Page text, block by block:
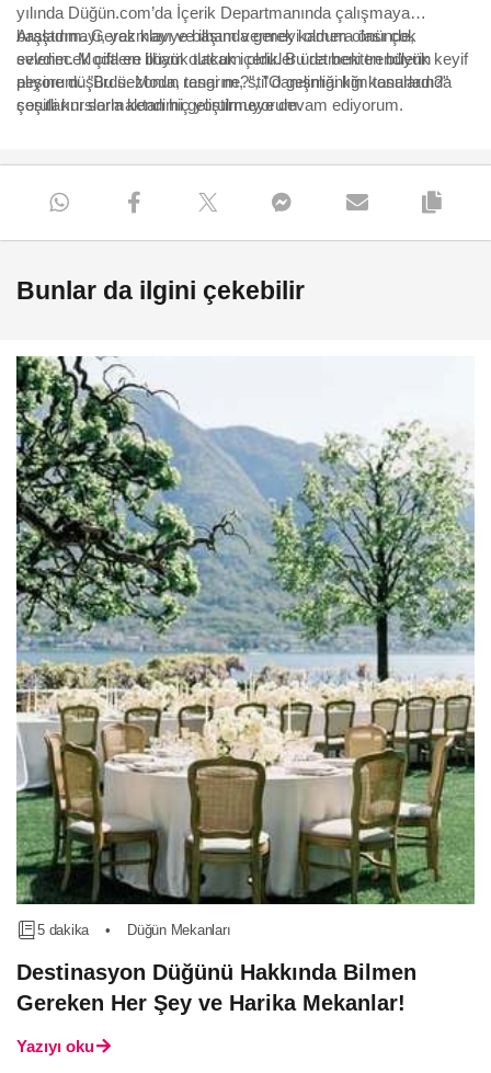
yılında Düğün.com’da İçerik Departmanında çalışmaya
başladım. Gerek klavye başında gerek kamera önünde,
evlenecek çiftlere ilham olacak içerikler üretmekten büyük keyif
alıyorum. "Bu sezonun rengi ne?", "O gelinliği kim tasarladı?"
sorularını sormaktan hiç yorulmuyorum.
Araştırmayı, yazmayı ve ilham vermeyi oldum olası çok
sevdim. Moda en büyük tutkum oldu. Bu da beni trendlerin
peşine düşürdü. Moda, tasarım, stil danışmanlığı konularında
çeşitli kurslarla kendimi geliştirmeye devam ediyorum.
Bunlar da ilgini çekebilir
5 dakika • Düğün Mekanları
Destinasyon Düğünü Hakkında Bilmen
Gereken Her Şey ve Harika Mekanlar!
Yazıyı oku